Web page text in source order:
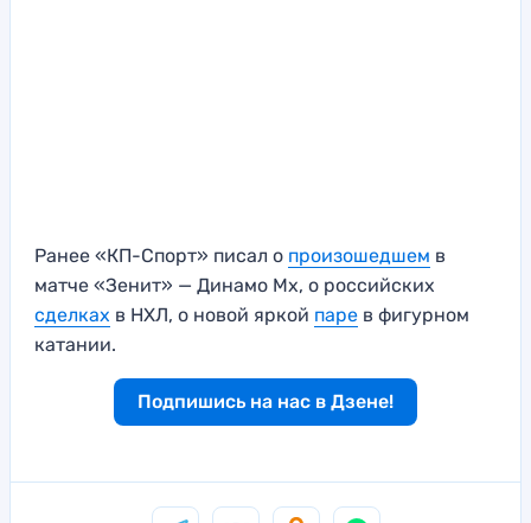
Ранее «КП-Спорт» писал о произошедшем в
матче «Зенит» — Динамо Мх, о российских
сделках в НХЛ, о новой яркой паре в фигурном
катании.
Подпишись на нас в Дзене!